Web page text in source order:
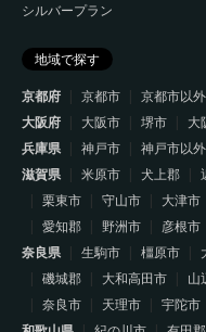
シルバープラン
地域で探す
京都府
京都市
京都市以外
大阪府
大阪市 堺市
大
兵庫県
神戸市
神戸市以外
滋賀県
米原市 犬上郡
栗東市
守山市 大津市
愛知郡
野洲市
彦根市
奈良県
生駒市 橿原市
磯城郡
大和高田市 山
奈良市
天理市 宇陀市